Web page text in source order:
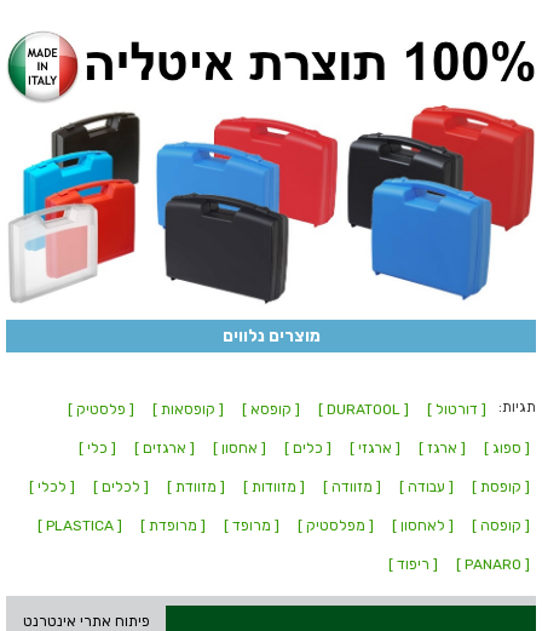
מוצרים נלווים
תגיות: [ דורטול ] [ DURATOOL ] [ קופסא ] [ קופסאות ] [ פלסטיק ]
[ ספוג ] [ ארגז ] [ ארגזי ] [ כלים ] [ אחסון ] [ ארגזים ] [ כלי ]
[ קופסת ] [ עבודה ] [ מזוודה ] [ מזוודות ] [ מזוודת ] [ לכלים ] [ לכלי ]
[ קופסה ] [ לאחסון ] [ מפלסטיק ] [ מרופד ] [ מרופדת ] [ PLASTICA ]
[ PANARO ] [ ריפוד ]
פיתוח אתרי אינטרנט